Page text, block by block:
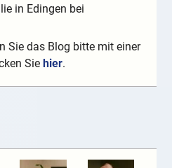
in Edingen bei
Sie das Blog bitte mit einer
Sie hier.